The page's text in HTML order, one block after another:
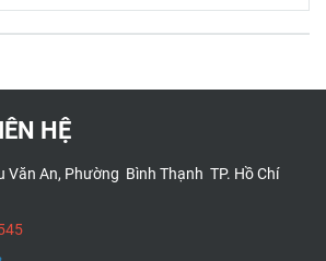
HỆ
An, Phường Bình Thạnh TP. Hồ Chí